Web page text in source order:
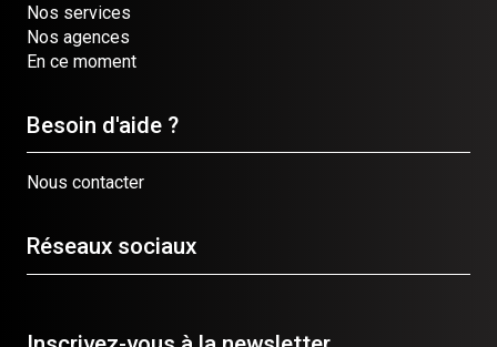
Nos services
Nos agences
En ce moment
Besoin d'aide ?
Nous contacter
Réseaux sociaux